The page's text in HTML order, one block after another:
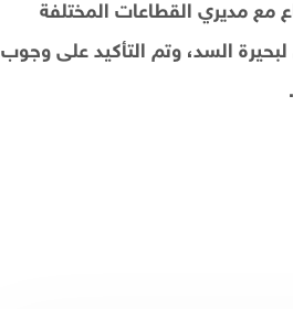
مع مديري القطاعات المختلفة
السد، وتم التأكيد على وجوب